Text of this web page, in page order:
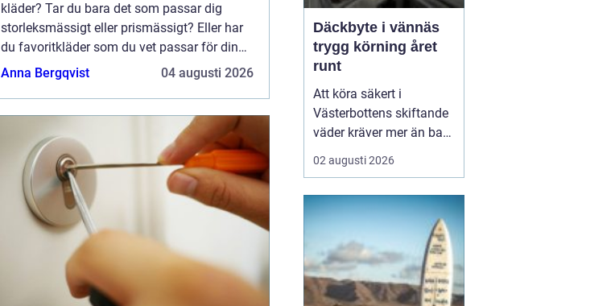
kläder? Tar du bara det som passar dig
storleksmässigt eller prismässigt? Eller har
du favoritkläder som du vet passar för din
kropp och din stil, och kanske även f&o...
Anna Bergqvist 04 augusti 2026
Däckbyte i vännäs
trygg körning året
runt
Att köra säkert i
Västerbottens skiftande
väder kräver mer än bara
ett körkort och en pålitlig
bil. Däckens skick och
roll för både
bromssträcka, kontroll
och komfort. I en ort
som Vännäs, där
vintrarna ofta är långa
02 augusti 2026